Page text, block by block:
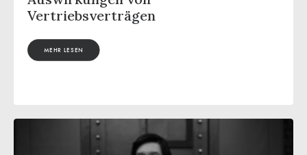
Vertriebsverträgen
MEHR LESEN